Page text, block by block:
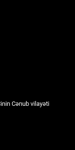
Cənub vilayəti